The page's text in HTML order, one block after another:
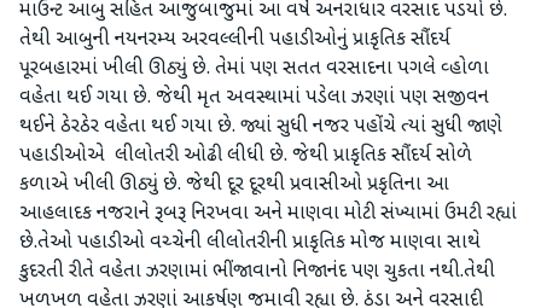
માઉન્ટ આબુ સહિત આજુબાજુમાં આ વર્ષે અનરાધાર વરસાદ પડયો છે.
તેથી આબુની નયનરમ્ય અરવલ્લીની પહાડીઓનું પ્રાકૃતિક સૌંદર્ય
પૂરબહારમાં ખીલી ઊઠ્યું છે. તેમાં પણ સતત વરસાદના પગલે વ્હોળા
વહેતા થઈ ગયા છે. જેથી મૃત અવસ્થામાં પડેલા ઝરણાં પણ સજીવન
થઈને ઠેરઠેર વહેતા થઈ ગયા છે. જ્યાં સુધી નજર પહોંચે ત્યાં સુધી જાણે
પહાડીઓએ લીલોતરી ઓઢી લીધી છે. જેથી પ્રાકૃતિક સૌંદર્ય સોળે
કળાએ ખીલી ઊઠ્યું છે. જેથી દૂર દૂરથી પ્રવાસીઓ પ્રકૃતિના આ
આહલાદક નજરાને રૂબરૂ નિરખવા અને માણવા મોટી સંખ્યામાં ઉમટી રહ્યાં
છે.તેઓ પહાડીઓ વચ્ચેની લીલોતરીની પ્રાકૃતિક મોજ માણવા સાથે
કુદરતી રીતે વહેતા ઝરણામાં ભીંજાવાનો નિજાનંદ પણ ચુકતા નથી.તેથી
ખળખળ વહેતા ઝરણાં આકર્ષણ જમાવી રહ્યા છે. ઠંડા અને વરસાદી